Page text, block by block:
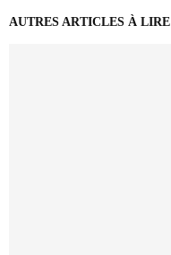
AUTRES ARTICLES À LIRE